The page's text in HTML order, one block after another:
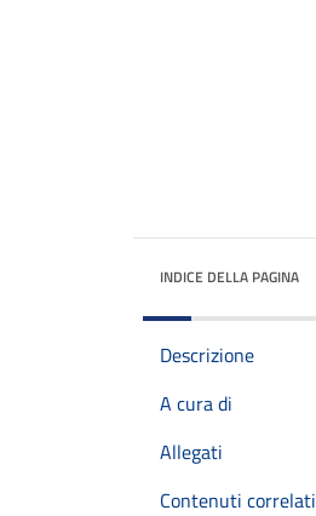
INDICE DELLA PAGINA
Descrizione
A cura di
Allegati
Contenuti correlati